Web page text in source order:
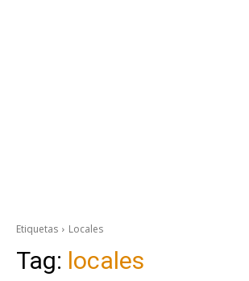
Etiquetas Locales
Tag: locales